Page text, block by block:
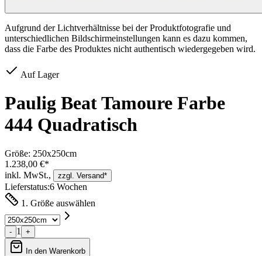
Aufgrund der Lichtverhältnisse bei der Produktfotografie und
unterschiedlichen Bildschirmeinstellungen kann es dazu kommen,
dass die Farbe des Produktes nicht authentisch wiedergegeben wird.
Auf Lager
Paulig Beat Tamoure Farbe
444 Quadratisch
Größe: 250x250cm
1.238,00 €*
inkl. MwSt.,
zzgl. Versand*
Lieferstatus:6 Wochen
1. Größe auswählen
- 1 +
In den Warenkorb